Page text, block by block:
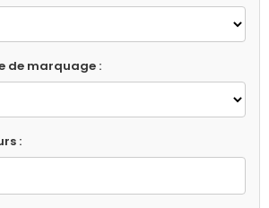
de marquage :
: